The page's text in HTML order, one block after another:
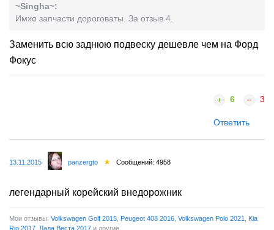
~Singha~:
Имхо запчасти дороговаты. За отзыв 4.
Заменить всю заднюю подвеску дешевле чем на Форд
Фокус
6 3
Ответить
13.11.2015 panzergto Сообщений: 4958
легендарный корейский внедорожник
Мои отзывы: Volkswagen Golf 2015 Peugeot 408 2016 Volkswagen Polo 2021
Kia
Rio 2017 Лада Веста 2017 и другие